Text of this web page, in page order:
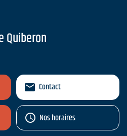
Quiberon
Contact
Nos horaires